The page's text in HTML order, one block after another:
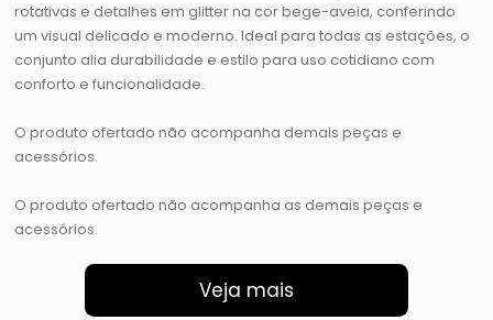
rotativas e detalhes em glitter na cor bege-aveia, conferindo
um visual delicado e moderno. Ideal para todas as estações, o
conjunto alia durabilidade e estilo para uso cotidiano com
conforto e funcionalidade.
O produto ofertado não acompanha demais peças e
acessórios.
O produto ofertado não acompanha as demais peças e
acessórios.
Veja mais